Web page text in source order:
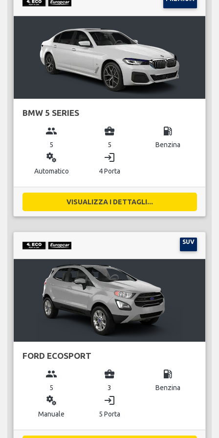
BMW 5 SERIES
group
5
business_center
5
local_gas_station
Benzina
miscellaneous_services
Automatico
login
4 Porta
VISUALIZZA I DETTAGLI...
SUV
FORD ECOSPORT
group
5
business_center
3
local_gas_station
Benzina
miscellaneous_services
Manuale
login
5 Porta